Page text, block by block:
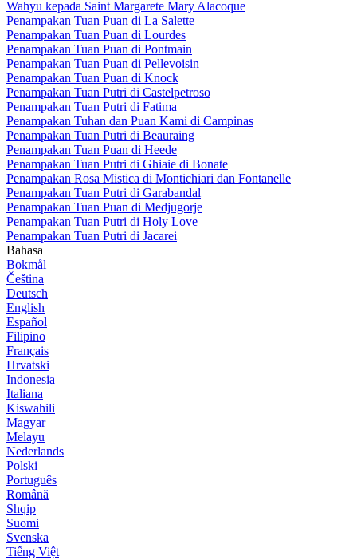
Wahyu kepada Saint Margarete Mary Alacoque
Penampakan Tuan Puan di La Salette
Penampakan Tuan Puan di Lourdes
Penampakan Tuan Puan di Pontmain
Penampakan Tuan Puan di Pellevoisin
Penampakan Tuan Puan di Knock
Penampakan Tuan Putri di Castelpetroso
Penampakan Tuan Putri di Fatima
Penampakan Tuhan dan Puan Kami di Campinas
Penampakan Tuan Putri di Beauraing
Penampakan Tuan Puan di Heede
Penampakan Tuan Putri di Ghiaie di Bonate
Penampakan Rosa Mistica di Montichiari dan Fontanelle
Penampakan Tuan Putri di Garabandal
Penampakan Tuan Puan di Medjugorje
Penampakan Tuan Putri di Holy Love
Penampakan Tuan Putri di Jacarei
Bahasa
Bokmål
Čeština
Deutsch
English
Español
Filipino
Français
Hrvatski
Indonesia
Italiana
Kiswahili
Magyar
Melayu
Nederlands
Polski
Português
Română
Shqip
Suomi
Svenska
Tiếng Việt